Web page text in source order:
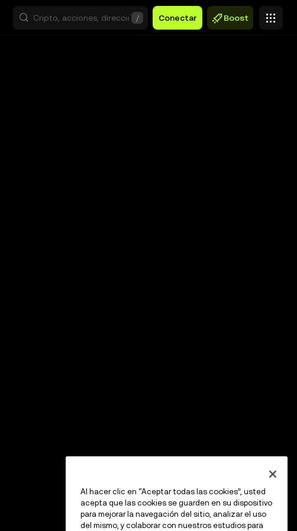
/ Conectar Boost
Al hacer clic en “Aceptar todas las cookies”, usted
acepta que las cookies se guarden en su dispositivo
para mejorar la navegación del sitio, analizar el uso
del mismo, y colaborar con nuestros estudios para